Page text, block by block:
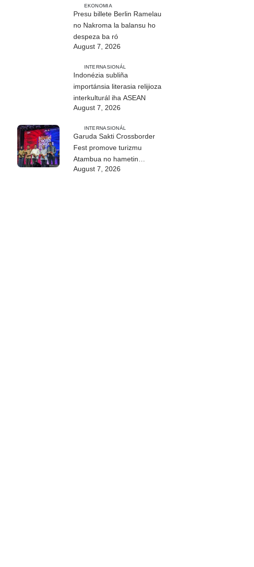
EKONOMIA
Presu billete Berlin Ramelau
no Nakroma la balansu ho
despeza ba ró
August 7, 2026
INTERNASIONÁL
Indonézia subliña
importánsia literasia relijioza
interkulturál iha ASEAN
August 7, 2026
INTERNASIONÁL
Garuda Sakti Crossborder
Fest promove turizmu
Atambua no hametin
relasaun TL–Indonézia
August 7, 2026